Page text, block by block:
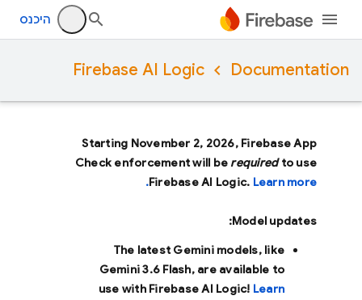
היכנס
Documentation
Firebase AI Logic
Starting November 2, 2026, Firebase App
Check enforcement will be requiredto use
Firebase AI Logic. Learn more.
Model updates:
The latest Gemini models, like
Gemini 3.6 Flash, are available to
use with Firebase AI Logic! Learn